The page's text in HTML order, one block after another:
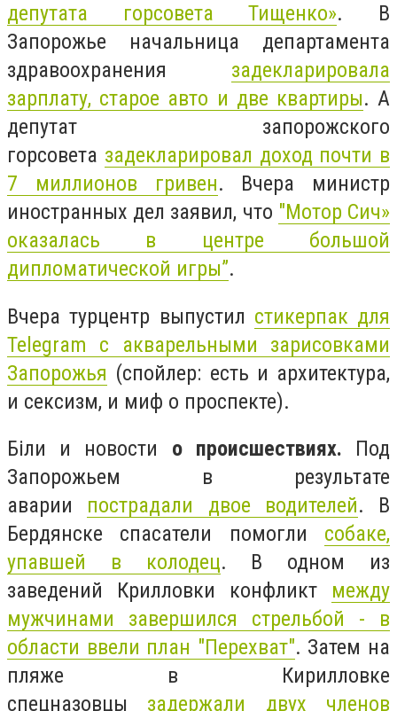
депутата горсовета Тищенко». В
Запорожье начальница департамента
здравоохранения задекларировала
зарплату, старое авто и две квартиры. А
депутат запорожского
горсовета задекларировал доход почти в
7 миллионов гривен. Вчера министр
иностранных дел заявил, что "Мотор Сич»
оказалась в центре большой
дипломатической игры”.
Вчера турцентр выпустил стикерпак для
Telegram с акварельными зарисовками
Запорожья (спойлер: есть и архитектура,
и сексизм, и миф о проспекте).
Біли и новости о происшествиях. Под
Запорожьем в результате
аварии пострадали двое водителей. В
Бердянске спасатели помогли собаке,
упавшей в колодец. В одном из
заведений Крилловки конфликт между
мужчинами завершился стрельбой - в
области ввели план "Перехват". Затем на
пляже в Кирилловке
спецназовцы задержали двух членов